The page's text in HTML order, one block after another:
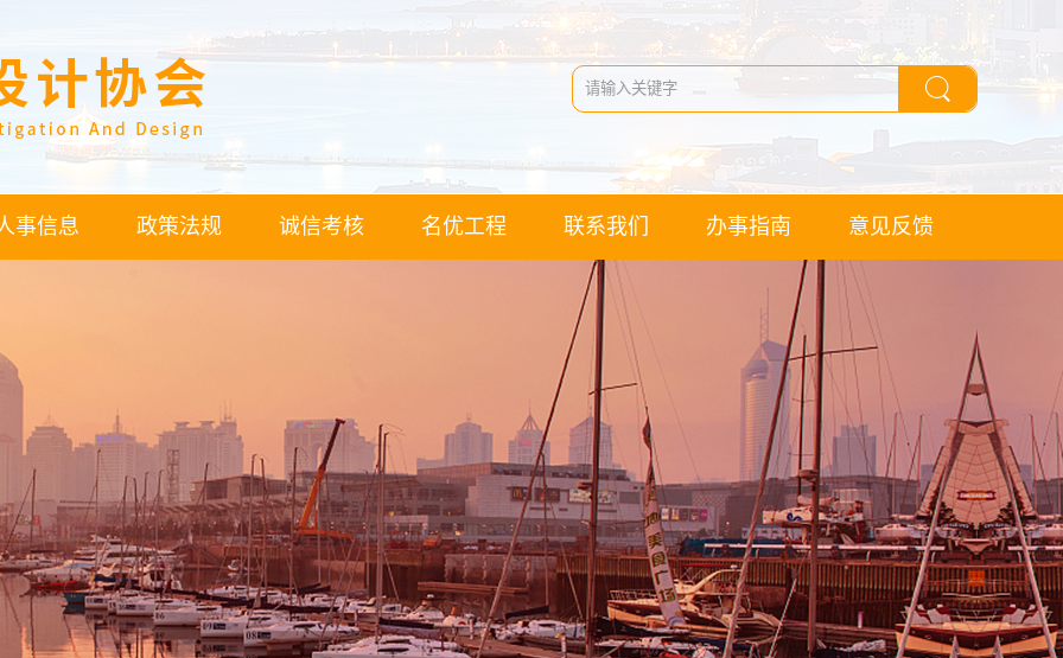
事信息 政策法规 诚信考核 名优工程 联系我们 办事指南 意见反馈